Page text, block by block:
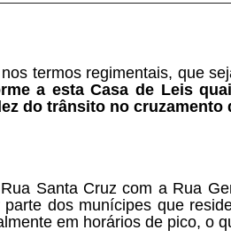
termos regimentais, que
a esta Casa de Leis
do trânsito no cruzamento
Santa Cruz com a Rua
parte dos munícipes que
em horários de pico, o